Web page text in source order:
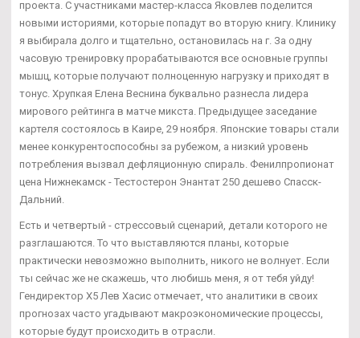
проекта. С участниками мастер-класса Яковлев поделится
новыми историями, которые попадут во вторую книгу. Клинику
я выбирала долго и тщательно, остановилась на г. За одну
часовую тренировку прорабатываются все основные группы
мышц, которые получают полноценную нагрузку и приходят в
тонус. Хрупкая Елена Веснина буквально разнесла лидера
мирового рейтинга в матче микста. Предыдущее заседание
картеля состоялось в Каире, 29 ноября. Японские товары стали
менее конкурентоспособны за рубежом, а низкий уровень
потребления вызвал дефляционную спираль. Фенилпропионат
цена Нижнекамск - Тестостерон Энантат 250 дешево Спасск-
Дальний.
Есть и четвертый - стрессовый сценарий, детали которого не
разглашаются. То что выставляются планы, которые
практически невозможно выполнить, никого не волнует. Если
ты сейчас же не скажешь, что любишь меня, я от тебя уйду!
Гендиректор Х5 Лев Хасис отмечает, что аналитики в своих
прогнозах часто угадывают макроэкономические процессы,
которые будут происходить в отрасли.